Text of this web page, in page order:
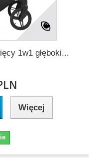
1w1 głęboki...
Więcej